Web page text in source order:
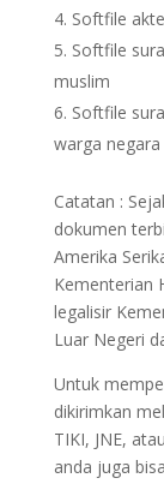
Softfile
Softfile
muslim
Softfile
warga
Catatan :
dokumen
Amerika
Kementerian
legalisir
Luar Negeri
Untuk
dikirimkan
TIKI, JNE,
anda juga